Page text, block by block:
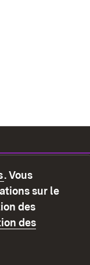
sur
lien brisé
. Vous
sur le
des
des